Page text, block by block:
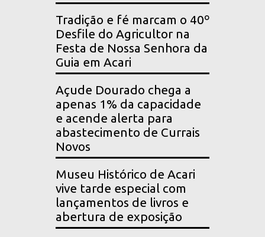
Tradição e fé marcam o 40º
Desfile do Agricultor na
Festa de Nossa Senhora da
Guia em Acari
Açude Dourado chega a
apenas 1% da capacidade
e acende alerta para
abastecimento de Currais
Novos
Museu Histórico de Acari
vive tarde especial com
lançamentos de livros e
abertura de exposição